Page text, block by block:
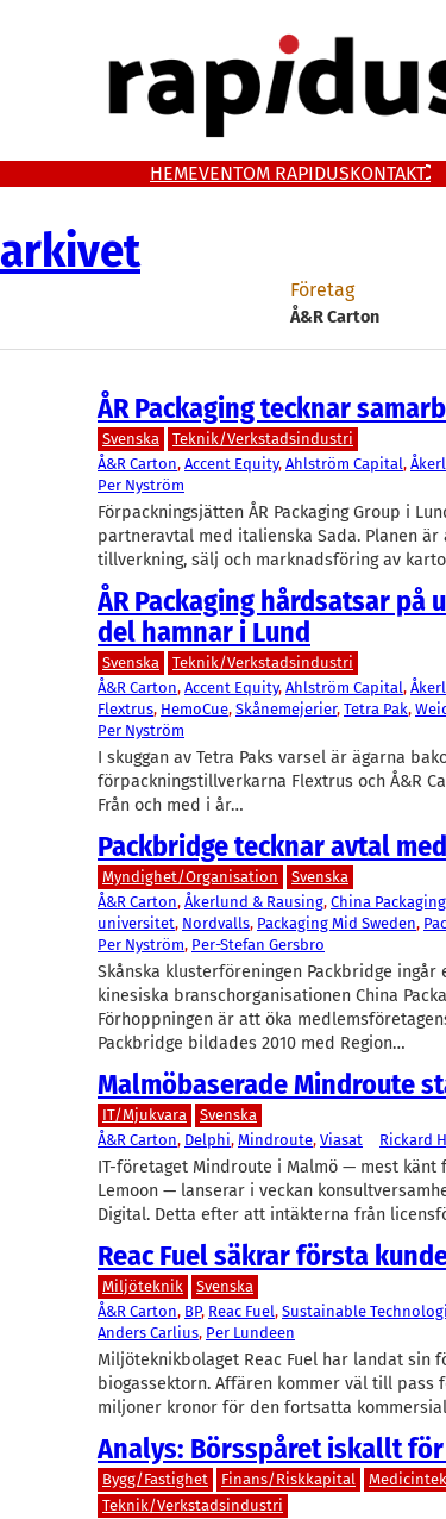
HEMEVENTOM RAPIDUSKONTAKT
arkivet
Företag
Å&R Carton
ÅR Packaging tecknar
Svenska Teknik/Verkstadsindustri
Å&R Carton, Accent Equity, Ahlström Capital,
Per Nyström
Förpackningsjätten ÅR Packaging Group i
partneravtal med italienska Sada. Planen är
tillverkning, sälj och marknadsföring av
ÅR Packaging hårdsatsar
del hamnar i Lund
Svenska Teknik/Verkstadsindustri
Å&R Carton, Accent Equity, Ahlström Capital,
Flextrus, HemoCue, Skånemejerier, Tetra Pak,
Per Nyström
I skuggan av Tetra Paks varsel är ägarna
förpackningstillverkarna Flextrus och Å&R
Från och med i år…
Packbridge tecknar avtal
Myndighet/Organisation Svenska
Å&R Carton, Åkerlund & Rausing, China
universitet, Nordvalls, Packaging Mid Sweden,
Per Nyström, Per-Stefan Gersbro
Skånska klusterföreningen Packbridge ingår
kinesiska branschorganisationen China
Förhoppningen är att öka
Packbridge bildades 2010 med Region…
Malmöbaserade Mindroute
IT/Mjukvara Svenska
Å&R Carton, Delphi, Mindroute, Viasat Rickard
IT-företaget Mindroute i Malmö — mest
Lemoon — lanserar i veckan
Digital. Detta efter att intäkterna från
Reac Fuel säkrar första
Miljöteknik Svenska
Å&R Carton, BP, Reac Fuel, Sustainable
Anders Carlius, Per Lundeen
Miljöteknikbolaget Reac Fuel har landat sin
biogassektorn. Affären kommer väl till pass
miljoner kronor för den fortsatta
Analys: Börsspåret iskallt
Bygg/Fastighet Finans/Riskkapital
Teknik/Verkstadsindustri